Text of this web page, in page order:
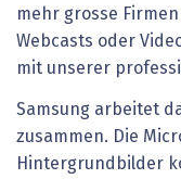
mehr grosse
Webcasts oder
mit unserer
Samsung arbeitet
zusammen. Die
Hintergrundbilder